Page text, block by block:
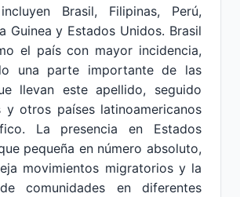
Brasil, Filipinas, Perú,
Guinea y Estados Unidos. Brasil
el país con mayor incidencia,
una parte importante de las
llevan este apellido, seguido
y otros países latinoamericanos
La presencia en Estados
pequeña en número absoluto,
movimientos migratorios y la
comunidades en diferentes